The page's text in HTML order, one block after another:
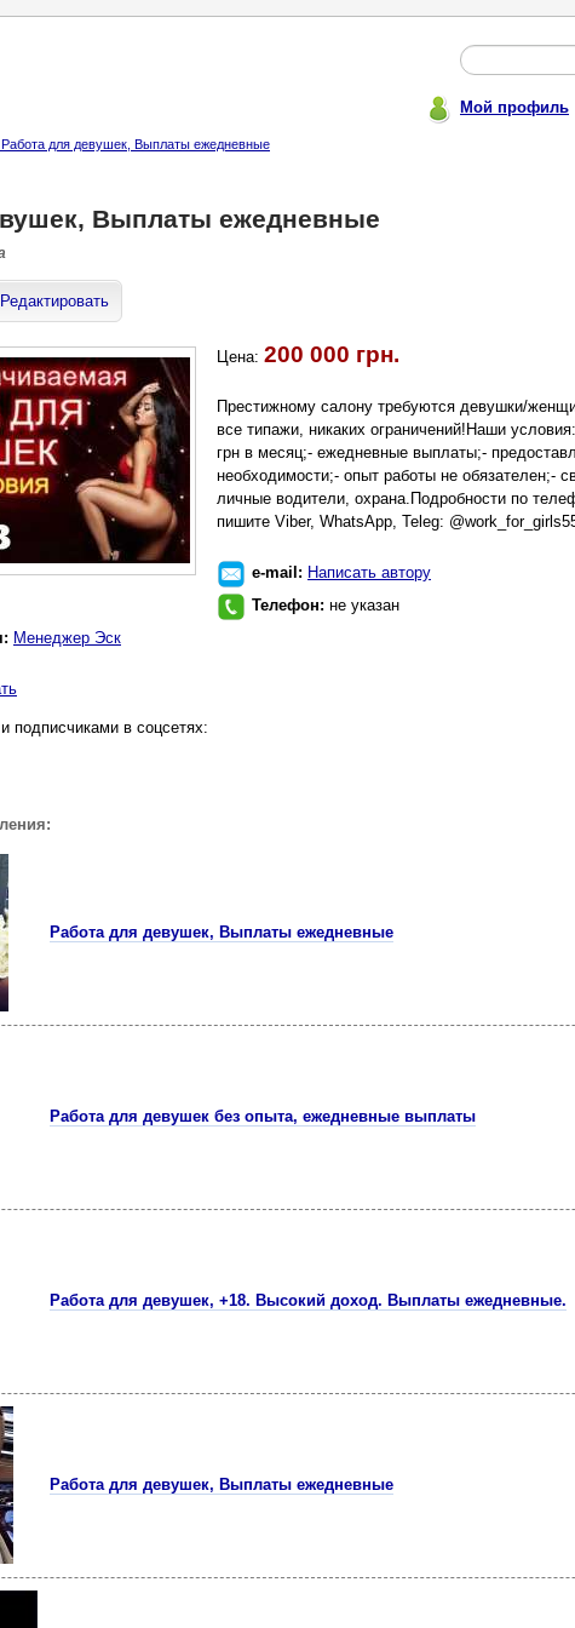
Мой профиль
для девушек, Выплаты ежедневные
Выплаты ежедневные
Редактировать
Цена: 200 000 грн.
Престижному салону требуются девушки/
все типажи, никаких ограничений!Наши
грн в месяц;- ежедневные выплаты;-
необходимости;- опыт работы не обязателен;-
личные водители, охрана.Подробности по
пишите Viber, WhatsApp, Teleg:
e-mail: Написать автору
Телефон: не указан
Менеджер Эск
подписчиками в соцсетях:
Работа для девушек, Выплаты ежедневные
Работа для девушек без опыта, ежедневные выплаты
Работа для девушек, +18. Высокий доход. Выплаты ежедневные.
Работа для девушек, Выплаты ежедневные